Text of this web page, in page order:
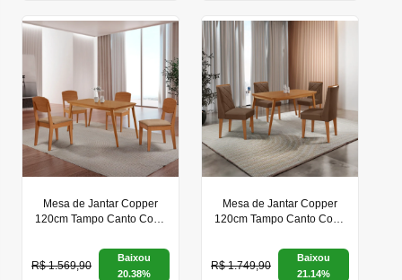
Mesa de Jantar Copper
120cm Tampo Canto Copo
Copper Moderna Mobília
R$ 1.569,90
Baixou
20.38%
Mesa de Jantar Copper
120cm Tampo Canto Copo
Isadora Moderna Mobilia
R$ 1.749,90
Baixou
21.14%